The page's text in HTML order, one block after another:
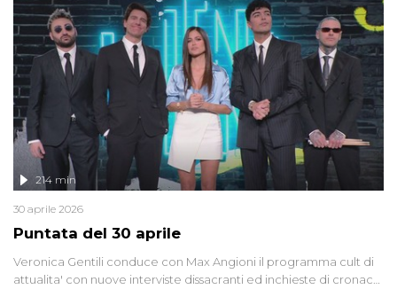
Anche se l'Italia non è direttamente coinvolta in conflitti armati, il
contesto globale rende impossibile considerarla un fenomeno
lontano.
Puntata del 30 aprile
214 min
30 aprile 2026
Veronica Gentili conduce con Max Angioni il programma cult di
attualita' con nuove interviste dissacranti ed inchieste di cronaca